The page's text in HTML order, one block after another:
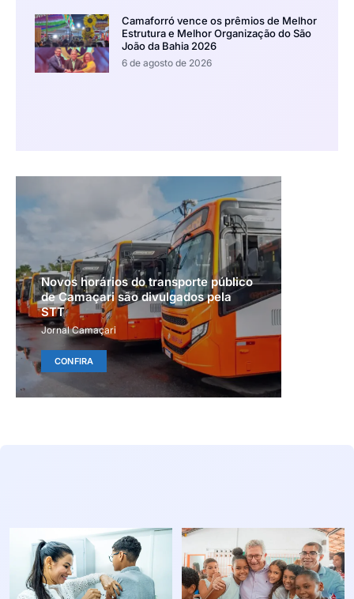
Camaforró vence os prêmios de Melhor
Estrutura e Melhor Organização do São
João da Bahia 2026
6 de agosto de 2026
Novos horários do transporte público
de Camaçari são divulgados pela
STT
Jornal Camaçari
CONFIRA